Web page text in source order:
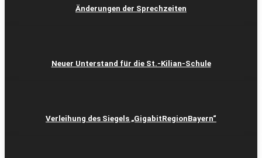
Änderungen der Sprechzeiten
Neuer Unterstand für die St.-Kilian-Schule
Verleihung des Siegels „GigabitRegionBayern“